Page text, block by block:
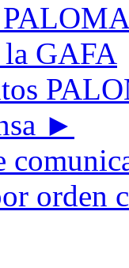
la GAFA
►
orden